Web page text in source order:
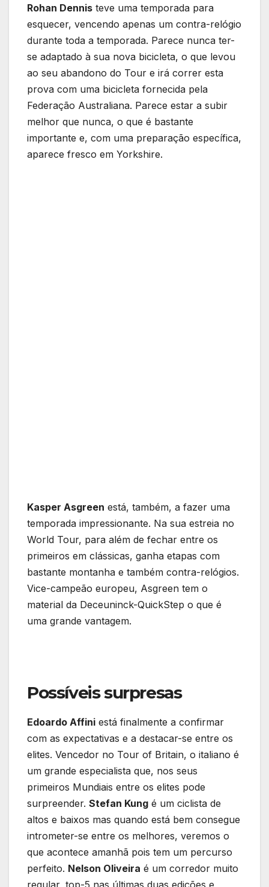
Rohan Dennis teve uma temporada para
esquecer, vencendo apenas um contra-relógio
durante toda a temporada. Parece nunca ter-
se adaptado à sua nova bicicleta, o que levou
ao seu abandono do Tour e irá correr esta
prova com uma bicicleta fornecida pela
Federação Australiana. Parece estar a subir
melhor que nunca, o que é bastante
importante e, com uma preparação específica,
aparece fresco em Yorkshire.
Kasper Asgreen está, também, a fazer uma
temporada impressionante. Na sua estreia no
World Tour, para além de fechar entre os
primeiros em clássicas, ganha etapas com
bastante montanha e também contra-relógios.
Vice-campeão europeu, Asgreen tem o
material da Deceuninck-QuickStep o que é
uma grande vantagem.
Possíveis surpresas
Edoardo Affini está finalmente a confirmar
com as expectativas e a destacar-se entre os
elites. Vencedor no Tour of Britain, o italiano é
um grande especialista que, nos seus
primeiros Mundiais entre os elites pode
surpreender. Stefan Kung é um ciclista de
altos e baixos mas quando está bem consegue
intrometer-se entre os melhores, veremos o
que acontece amanhã pois tem um percurso
perfeito. Nelson Oliveira é um corredor muito